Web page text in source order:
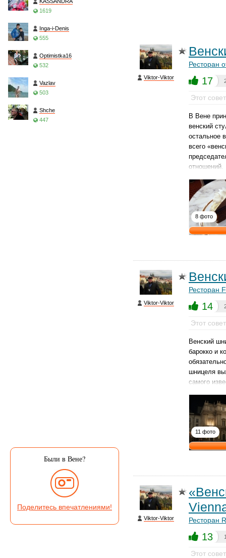
1619
Inga-i-Denis
555
Optimistka16
532
Vazlav
503
Shche
447
Были в Вене?
Поделитесь впечатлениями!
Viktor-Viktor
Ресторан
17
Этот
В Вене
венский
остальное
всего
отношений.
8 фото
Viktor-Viktor
Ресторан
14
Этот
Венский
барокко и
шницеля
самого
11 фото
Viktor-Viktor Ресторан
13
Этот